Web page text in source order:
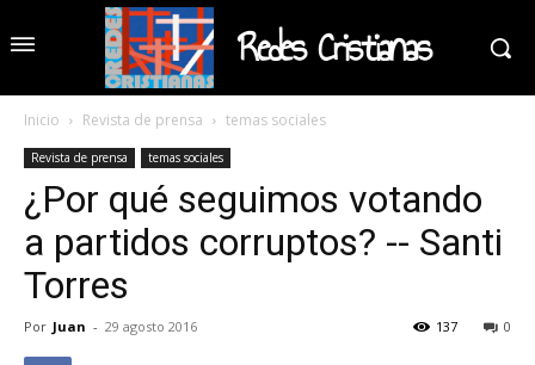
Redes Cristianas
Inicio Revista de prensa temas sociales
Revista de prensa temas sociales
¿Por qué seguimos votando
a partidos corruptos? -- Santi
Torres
Por Juan - 29 agosto 2016 0
137